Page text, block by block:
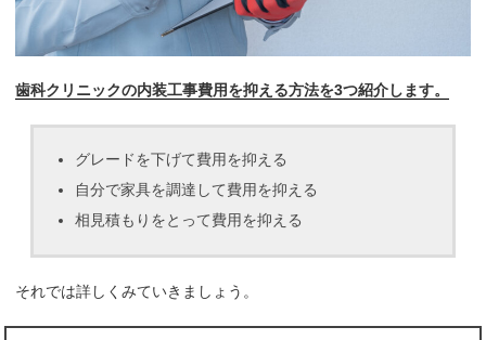
歯科クリニックの内装工事費用を抑える方法を3つ紹介します。
グレードを下げて費用を抑える
自分で家具を調達して費用を抑える
相見積もりをとって費用を抑える
それでは詳しくみていきましょう。